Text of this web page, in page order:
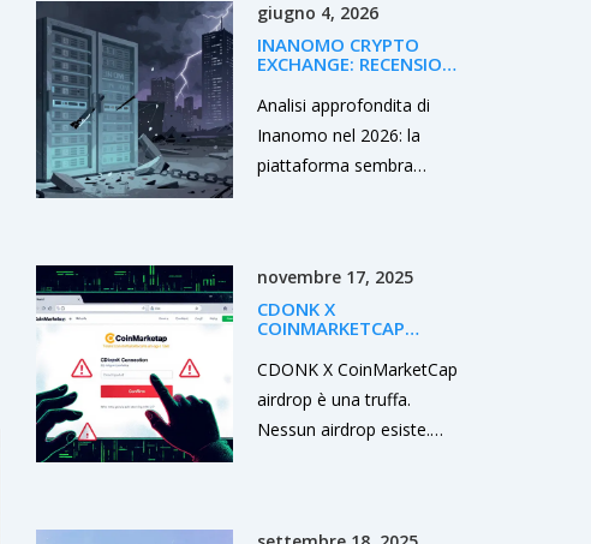
frammentata rende questo
investimento ad altissimo
giugno 4, 2026
INANOMO CRYPTO
EXCHANGE: RECENSIONE
Analisi approfondita di
Inanomo nel 2026: la
piattaforma sembra
alternative sicure per il tuo
trading.
novembre 17, 2025
CDONK X
COINMARKETCAP
VERAMENTE E PERCHÉ È
CDONK X CoinMarketCap
airdrop è una truffa.
Nessun airdrop esiste.